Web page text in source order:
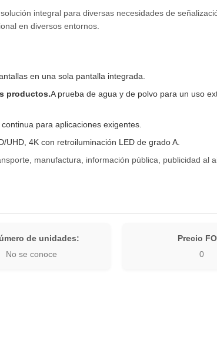
integral para diversas necesidades de
en diversos entornos.
en una sola pantalla integrada.
productos.A prueba de agua y de polvo para un uso
para aplicaciones exigentes.
UHD, 4K con retroiluminación LED de grado A.
manufactura, información pública, publicidad al
de unidades:
No se conoce
Precio
0